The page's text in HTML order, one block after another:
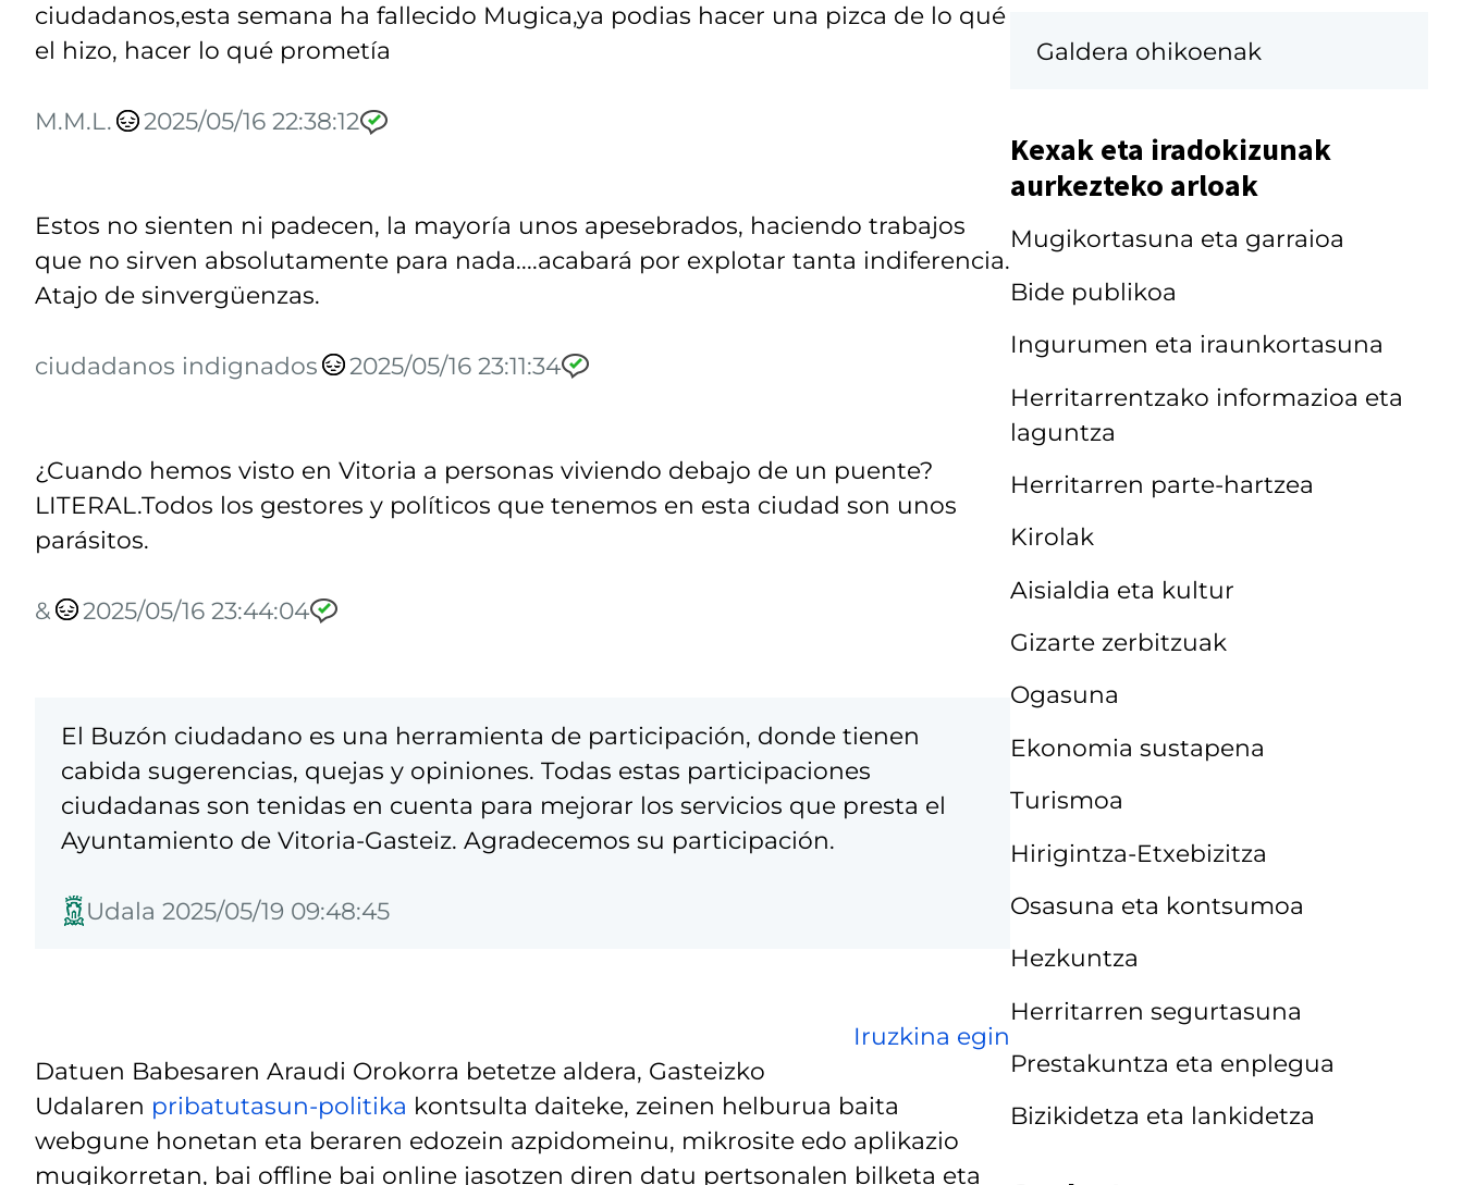
ciudadanos,esta semana ha fallecido Mugica,ya podias hacer una pizca de lo qué
el hizo, hacer lo qué prometía
M.M.L. 2025/05/16 22:38:12
Estos no sienten ni padecen, la mayoría unos apesebrados, haciendo trabajos
que no sirven absolutamente para nada....acabará por explotar tanta indiferencia.
Atajo de sinvergüenzas.
ciudadanos indignados 2025/05/16 23:11:34
¿Cuando hemos visto en Vitoria a personas viviendo debajo de un puente?
LITERAL.Todos los gestores y políticos que tenemos en esta ciudad son unos
parásitos.
& 2025/05/16 23:44:04
El Buzón ciudadano es una herramienta de participación, donde tienen
cabida sugerencias, quejas y opiniones. Todas estas participaciones
ciudadanas son tenidas en cuenta para mejorar los servicios que presta el
Ayuntamiento de Vitoria-Gasteiz. Agradecemos su participación.
Udala 2025/05/19 09:48:45
Iruzkina egin
Datuen Babesaren Araudi Orokorra betetze aldera, Gasteizko
Udalaren pribatutasun-politika kontsulta daiteke, zeinen helburua baita
webgune honetan eta beraren edozein azpidomeinu, mikrosite edo aplikazio
mugikorretan, bai offline bai online jasotzen diren datu pertsonalen bilketa eta
Galdera ohikoenak
Kexak eta iradokizunak
aurkezteko arloak
Mugikortasuna eta garraioa
Bide publikoa
Ingurumen eta iraunkortasuna
Herritarrentzako informazioa eta
laguntza
Herritarren parte-hartzea
Kirolak
Aisialdia eta kultur
Gizarte zerbitzuak
Ogasuna
Ekonomia sustapena
Turismoa
Hirigintza-Etxebizitza
Osasuna eta kontsumoa
Hezkuntza
Herritarren segurtasuna
Prestakuntza eta enplegua
Bizikidetza eta lankidetza